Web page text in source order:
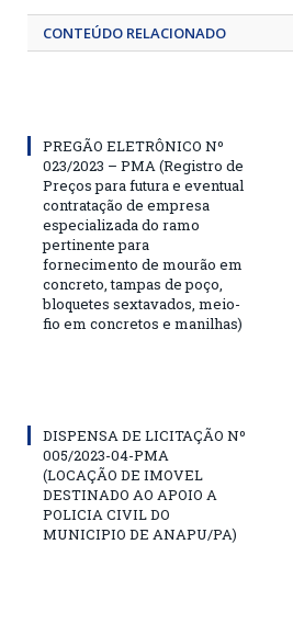
CONTEÚDO RELACIONADO
PREGÃO ELETRÔNICO Nº
023/2023 – PMA (Registro de
Preços para futura e eventual
contratação de empresa
especializada do ramo
pertinente para
fornecimento de mourão em
concreto, tampas de poço,
bloquetes sextavados, meio-
fio em concretos e manilhas)
DISPENSA DE LICITAÇÃO Nº
005/2023-04-PMA
(LOCAÇÃO DE IMOVEL
DESTINADO AO APOIO A
POLICIA CIVIL DO
MUNICIPIO DE ANAPU/PA)